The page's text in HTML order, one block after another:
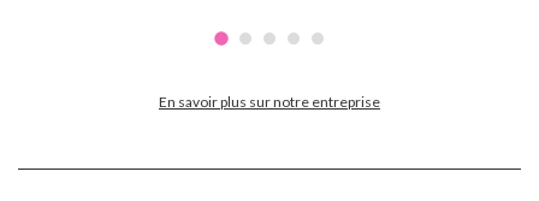
En savoir plus sur notre entreprise